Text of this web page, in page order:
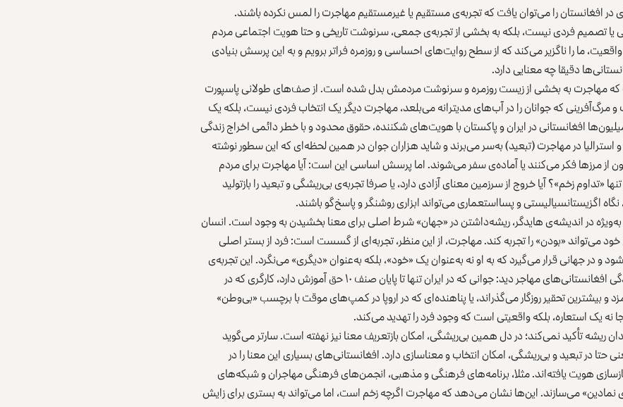
در افغانستان را می‌توان یافت که تجربه‌ی مستقیم یا غیرمستقیم مهاجرت را لمس نکرده باشند.
یا تصمیم فردی نیست، بلکه به بخشی از تجربه‌ی جمعی، سرنوشت تاریخی و حتا هویت اجتماعی مردم
ما را ناگزیر می‌کند که از سطح روایت‌های احساسی و روزمره فراتر برویم و به این پرسش بنیادی
دقیقا چه معنایی دارد.
که مهاجرت به بخشی از زیست روزمره و سرنوشت مردمش بدل شده است. از صف‌های طولانی پاسپورت
و مرگ‌آفرینی که جوانان را در آب‌های مدیترانه می‌بلعد، مهاجرت دیگر یک انتخاب فردی نیست، بلکه یک
افغانستانی در ایران و پاکستان با هویت‌های شکننده، حقوق محدود و با خطر دائمی اخراج زندگی
و استرالیا در مهاجرت (تبعید) به‌سر می‌برند و شاید هزاران جوان در همین لحظه‌ای که این سطور نوشته
از مرزها فکر می‌کنند یا آماده‌ی سفر می‌شوند. اما پرسش اساسی این است: آیا مهاجرت برای مردم
«تداوم زخم»؟ آیا خروج از سرزمین معنای آزادی دارد، یا صرفا تجربه‌ی بی‌ریشگی و تبعید را بازتولید
اگزیستانسیالیستی و پسااستعماری می‌تواند ابزاری روشنگر و پاسخ‌گو باشند.
در اندیشه‌ی هایدگر، ریشه‌داشتن در «جهان» شرط اصلی برای معنا بخشیدن به وجود است. انسان
خود می‌تواند «بودن» را تجربه کند. مهاجرت، از این منظر، تجربه‌ای از گسست است: فرد از بستر اصلی
در جهانی قرار می‌گیرد که به او نه به‌عنوان یک «خود»، بلکه به‌عنوان «دیگری» می‌نگرد. این تجربه‌ی
بی‌ریشگی را امروز می‌توان در زندگی افغانستانی‌های مهاجر دید: جوانی که در ایران تنها تا پایان صنف ۱۰ حق آموزش دارد، کارگری که در
و بیشترین تحقیر روزگار می‌گذراند، یا پناهنده‌ای که در اروپا در کمپ‌های موقت با برچسب «بی‌وطن»
نه یک استعاره، بلکه واقعیتی است که وجود فرد را تهدید می‌کند.
ریشه تأکید نمی‌کند؛ در دل همین بی‌ریشگی، امکان بازتعریف معنا نیز نهفته است. سارتر می‌گوید
حتا در تبعید و بی‌ریشگی، امکان انتخاب و معنا‌سازی دارد. افغانستانی‌های بسیاری این معنا را در
هویت یافته‌اند. مثلا، برنامه‌های فرهنگی و مذهبی، انجمن‌های فرهنگی مهاجران و شبکه‌های
نمادین» می‌سازند. این‌ها نشان می‌دهد که مهاجرت اگرچه زخم است، اما می‌تواند به بستری برای زایش